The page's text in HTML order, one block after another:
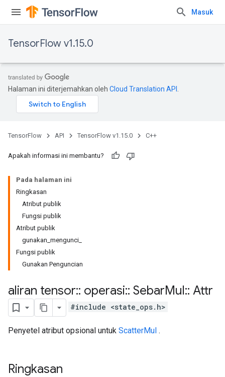
Masuk
TensorFlow v1.15.0
Halaman ini diterjemahkan oleh Cloud Translation API
TensorFlow API TensorFlow v1.15.0 C++
Apakah informasi ini membantu?
Pada halaman ini
Ringkasan
Atribut publik
Fungsi publik
Atribut publik
gunakan_mengunci_
Fungsi publik
Gunakan Penguncian
aliran tensor:: operasi:: SebarMul:: Attr
#include <state_ops.h>
Penyetel atribut opsional untuk ScatterMul .
Ringkasan